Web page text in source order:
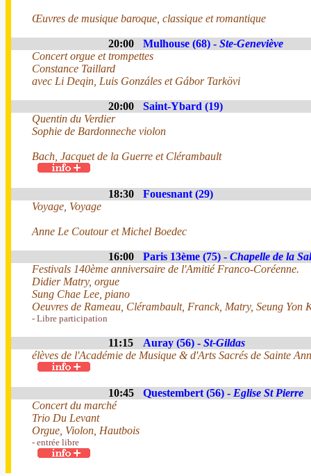
Œuvres de musique baroque, classique et romantique
20:00 Mulhouse (68) - Ste-Geneviève
Concert orgue et trompettes
Constance Taillard
avec Li Deqin, Luis Gonzáles et Gábor Tarkövi
20:00
Saint-Ybard (19)
Quentin du Verdier
Sophie de Bardonneche violon
Bach, Jacquet de la Guerre et Clérambault
18:30
Fouesnant (29)
Voyage, Voyage
Anne Le Coutour et Michel Boedec
16:00 Paris 13ème (75) - Chapelle de la
Festivals 140ème anniversaire de l'Amitié Franco-Coréenne.
Didier Matry, orgue
Sung Chae Lee, piano
Oeuvres de Rameau, Clérambault, Franck, Matry, Seung Yon
- Libre participation
11:15 Auray (56) - St-Gildas
élèves de l'Académie de Musique & d'Arts Sacrés de Sainte
10:45 Questembert (56) - Eglise St Pierre
Concert du marché
Trio Du Levant
Orgue, Violon, Hautbois
- entrée libre